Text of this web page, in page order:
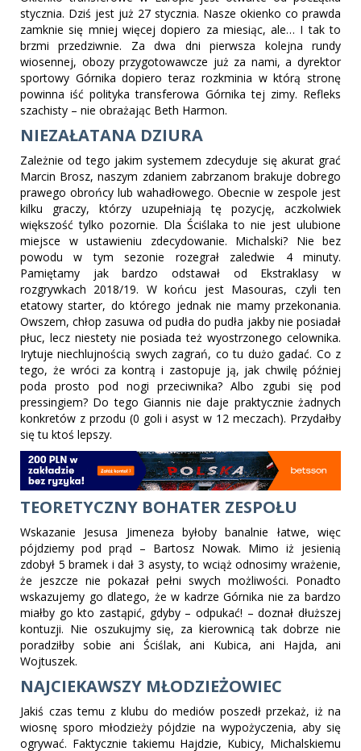
stycznia. Dziś jest już 27 stycznia. Nasze okienko co prawda
zamknie się mniej więcej dopiero za miesiąc, ale… I tak to
brzmi przedziwnie. Za dwa dni pierwsza kolejna rundy
wiosennej, obozy przygotowawcze już za nami, a dyrektor
sportowy Górnika dopiero teraz rozkminia w którą stronę
powinna iść polityka transferowa Górnika tej zimy. Refleks
szachisty – nie obrażając Beth Harmon.
NIEZAŁATANA DZIURA
Zależnie od tego jakim systemem zdecyduje się akurat grać
Marcin Brosz, naszym zdaniem zabrzanom brakuje dobrego
prawego obrońcy lub wahadłowego. Obecnie w zespole jest
kilku graczy, którzy uzupełniają tę pozycję, aczkolwiek
większość tylko pozornie. Dla Ściślaka to nie jest ulubione
miejsce w ustawieniu zdecydowanie. Michalski? Nie bez
powodu w tym sezonie rozegrał zaledwie 4 minuty.
Pamiętamy jak bardzo odstawał od Ekstraklasy w
rozgrywkach 2018/19. W końcu jest Masouras, czyli ten
etatowy starter, do którego jednak nie mamy przekonania.
Owszem, chłop zasuwa od pudła do pudła jakby nie posiadał
płuc, lecz niestety nie posiada też wyostrzonego celownika.
Irytuje niechlujnością swych zagrań, co tu dużo gadać. Co z
tego, że wróci za kontrą i zastopuje ją, jak chwilę później
poda prosto pod nogi przeciwnika? Albo zgubi się pod
pressingiem? Do tego Giannis nie daje praktycznie żadnych
konkretów z przodu (0 goli i asyst w 12 meczach). Przydałby
się tu ktoś lepszy.
TEORETYCZNY BOHATER ZESPOŁU
Wskazanie Jesusa Jimeneza byłoby banalnie łatwe, więc
pójdziemy pod prąd – Bartosz Nowak. Mimo iż jesienią
zdobył 5 bramek i dał 3 asysty, to wciąż odnosimy wrażenie,
że jeszcze nie pokazał pełni swych możliwości. Ponadto
wskazujemy go dlatego, że w kadrze Górnika nie za bardzo
miałby go kto zastąpić, gdyby – odpukać! – doznał dłuższej
kontuzji. Nie oszukujmy się, za kierownicą tak dobrze nie
poradziłby sobie ani Ściślak, ani Kubica, ani Hajda, ani
Wojtuszek.
NAJCIEKAWSZY MŁODZIEŻOWIEC
Jakiś czas temu z klubu do mediów poszedł przekaż, iż na
wiosnę sporo młodzieży pójdzie na wypożyczenia, aby się
ogrywać. Faktycznie takiemu Hajdzie, Kubicy, Michalskiemu